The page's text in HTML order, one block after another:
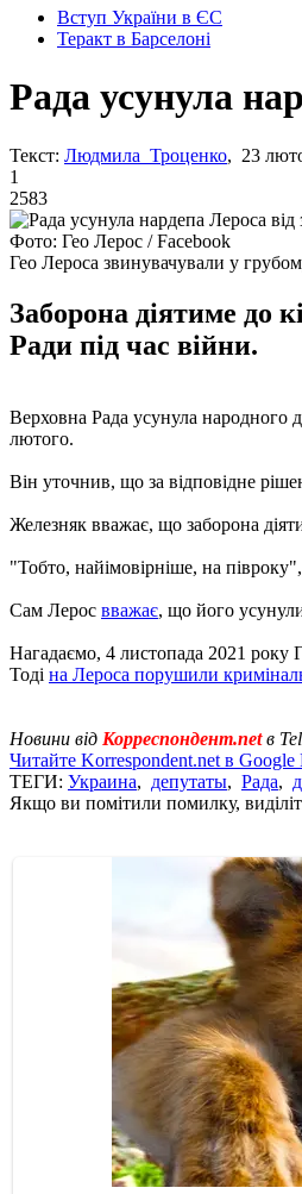
Вступ України в ЄС
Теракт в Барселоні
Рада усунула
Текст: Людмила Троценко, 23
1
2583
Фото: Гео Лерос / Facebook
Гео Лероса звинувачували у
Заборона діятиме до
Ради під час війни.
Верховна Рада усунула народного
лютого.
Він уточнив, що за відповідне
Железняк вважає, що заборона
"Тобто, найімовірніше, на
Сам Лерос вважає, що його
Нагадаємо, 4 листопада 2021 року
Тоді на Лероса порушили
Новини від Корреспондент.netв
Читайте Korrespondent.net в Google
ТЕГИ: Украина, депутаты, Рада,
Якщо ви помітили помилку,